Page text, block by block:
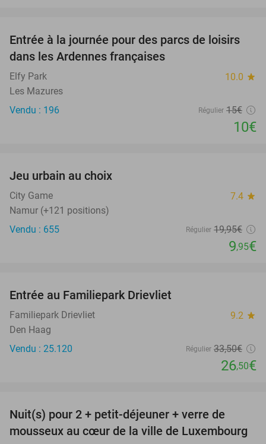
33%
Entrée à la journée pour des parcs de loisirs
dans les Ardennes françaises
Elfy Park 10.0 star
Les Mazures
Vendu : 196
Régulier 15€
10€
Jeu urbain au choix
City Game 7.4 star
Namur (+121 positions)
Vendu : 655
Régulier 19,95€
9,95€
Entrée au Familiepark Drievliet
Familiepark Drievliet 9.2 star
Den Haag
Vendu : 25.120
Régulier 33,50€
26,50€
Nuit(s) pour 2 + petit-déjeuner + verre de
mousseux au cœur de la ville de Luxembourg